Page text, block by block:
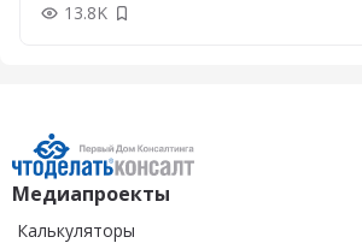
13.8K Добавить в закладки
Медиапроекты
Калькуляторы